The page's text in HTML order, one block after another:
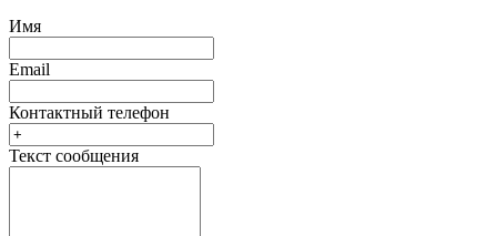
Имя
Email
Контактный телефон
Текст сообщения